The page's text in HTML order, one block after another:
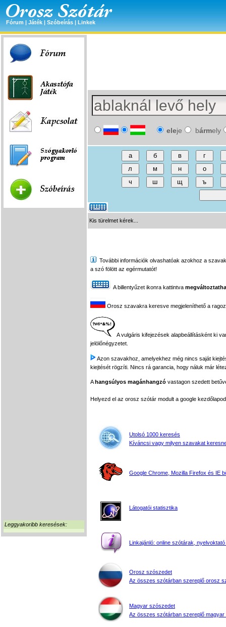
Fórum | Játék | Szóbeírás | Linkek
Leggyakoribb keresések:
eleje bármely
Kis türelmet kérek...
További információk olvashatóak azokhoz a
a szó fölött az egérmutatót!
A billentyűzet ikonra kattintva
Orosz szavakra keresve megjeleníthető a
A vulgáris kifejezések alapbeállításként ki
jelölőnégyzetet.
Azon szavakhoz, amelyekhez még nincs saját
kiejtését rögzíti. Nincs rá garancia, hogy náluk már
Ahangsúlyos magánhangzó vastagon szedett
Helyezd el az orosz szótár modult a google
Utolsó 1000 keresés
Kíváncsi vagy milyen szavakat
Google Chrome, Mozilla Firefox és IE
Látogatói statisztika
Linkajánló: online szótárak, nyelvoktató
Orosz szószedet
Az összes szótárban szereplő orosz
Magyar szószedet
Az összes szótárban szereplő magyar